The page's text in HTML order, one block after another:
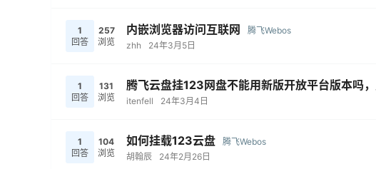
1
回答
257
浏览
内嵌浏览器访问互联网
腾飞Webos
zhh
24年3月5日
1
回答
131
浏览
腾飞云盘挂123网盘不能用新版开放平台版本吗
itenfell
24年3月4日
1
回答
104
浏览
如何挂载123云盘
腾飞Webos
胡翰辰
24年2月26日